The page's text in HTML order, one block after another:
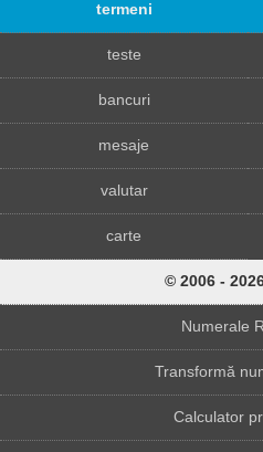
termeni
teste
bancuri
mesaje
valutar
carte
© 2006 -
Numerale
Transformă
Calculator